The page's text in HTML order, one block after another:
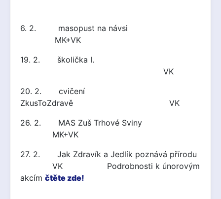
6. 2. masopust na návsi
MK+VK
19. 2. školička I.
VK
20. 2. cvičení
ZkusToZdravě VK
26. 2. MAS Zuš Trhové Sviny
MK+VK
27. 2. Jak Zdravík a Jedlík poznává přírodu
VK Podrobnosti k únorovým
akcím čtěte zde!